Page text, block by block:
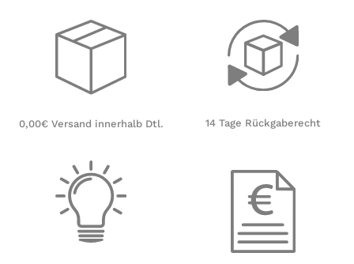
0,00€ Versand innerhalb Dtl. 14 Tage Rückgaberecht